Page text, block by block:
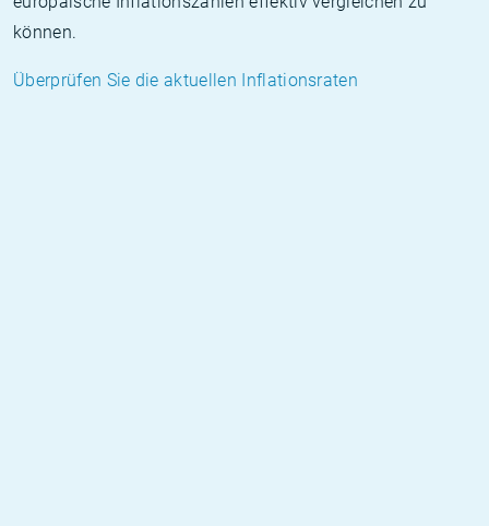
können.
Überprüfen Sie die aktuellen Inflationsraten